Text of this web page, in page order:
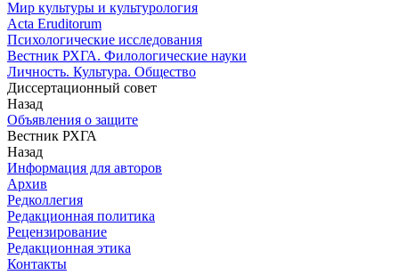
Мир культуры и культурология
Acta Eruditorum
Психологические исследования
Вестник РХГА. Филологические науки
Личность. Культура. Общество
Диссертационный совет
Назад
Объявления о защите
Вестник РХГА
Назад
Информация для авторов
Архив
Редколлегия
Редакционная политика
Рецензирование
Редакционная этика
Контакты